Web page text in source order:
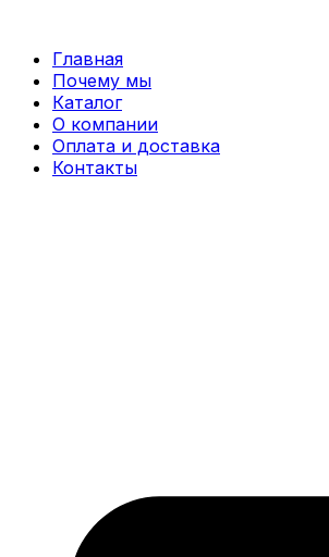
содержимому
Главная
Почему мы
Каталог
О компании
Оплата и доставка
Контакты